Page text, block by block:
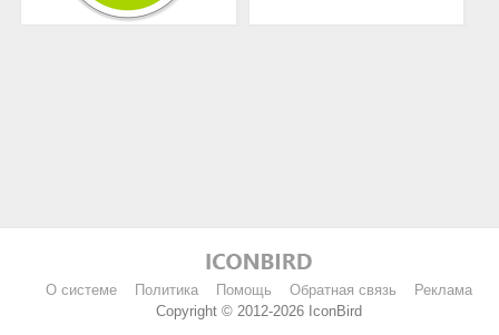
О системе Политика Помощь Обратная связь
Реклама
Copyright © 2012-2026 IconBird